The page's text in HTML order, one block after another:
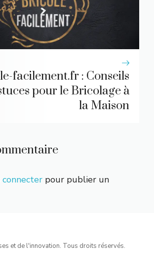
facilement.fr : Conseils
pour le Bricolage à
la Maison
connecter pour publier un
et de l'innovation. Tous droits réservés.